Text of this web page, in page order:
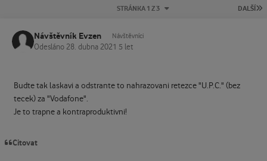
DALŠÍ
STRÁNKA 1 Z 3
Návštěvník Evzen Návštěvníci
Odesláno 28. dubna 2021 5 let
Budte tak laskavi a odstrante to nahrazovani retezce "U.P.C." (bez
tecek) za "Vodafone".
Je to trapne a kontraproduktivni!
Citovat